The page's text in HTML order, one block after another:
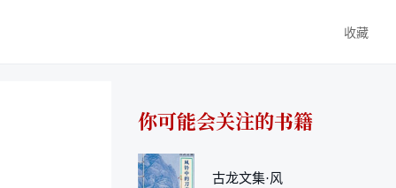
收藏
你可能会关注的书籍
古龙文集·风